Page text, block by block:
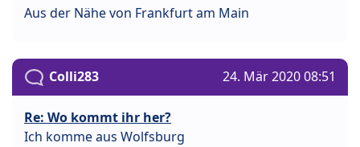
Aus der Nähe von Frankfurt am Main
Colli283 24. Mär 2020 08:51
Re: Wo kommt ihr her?
Ich komme aus Wolfsburg